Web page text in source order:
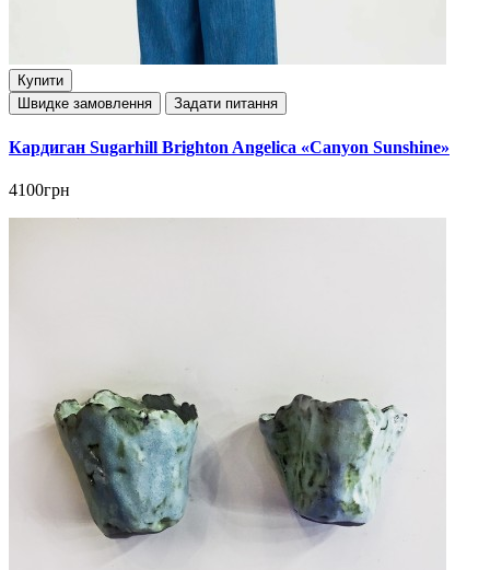
Купити
Швидке замовлення
Задати питання
Кардиган Sugarhill Brighton Angelica «Canyon Sunshine»
4100грн